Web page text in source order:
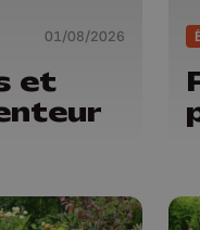
01/08/2026
et